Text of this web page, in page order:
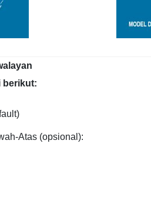
berikut:
Atas (opsional):